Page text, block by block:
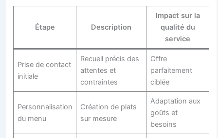
Étape Description
Impact sur la
qualité du
service
Prise de contact
initiale
Recueil précis des
attentes et
contraintes
Offre
parfaitement
ciblée
Personnalisation
du menu
Création de plats
sur mesure
Adaptation aux
goûts et
besoins